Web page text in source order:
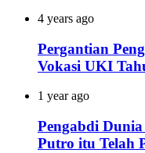
4 years ago
Pergantian
Vokasi UKI
1 year ago
Pengabdi
Putro itu Telah